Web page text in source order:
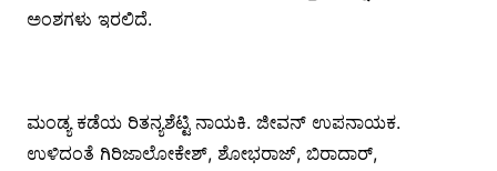
ಅಂಶಗಳು ಇರಲಿದೆ.
ಮಂಡ್ಯ ಕಡೆಯ ರಿತನ್ಯಶೆಟ್ಟಿ ನಾಯಕಿ. ಜೀವನ್ ಉಪನಾಯಕ.
ಉಳಿದಂತೆ ಗಿರಿಜಾಲೋಕೇಶ್, ಶೋಭರಾಜ್, ಬಿರಾದಾರ್,